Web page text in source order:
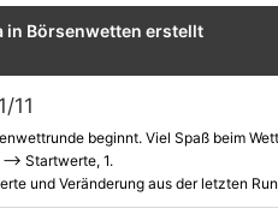
in Börsenwetten erstellt
11
beginnt. Viel Spaß beim
> Startwerte, 1.